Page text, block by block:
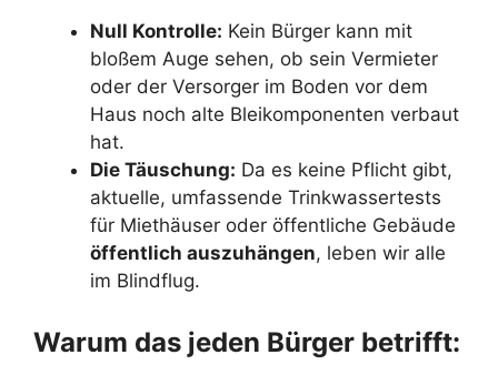
Null Kontrolle: Kein Bürger kann mit
bloßem Auge sehen, ob sein Vermieter
oder der Versorger im Boden vor dem
Haus noch alte Bleikomponenten verbaut
hat.
Die Täuschung: Da es keine Pflicht gibt,
aktuelle, umfassende Trinkwassertests
für Miethäuser oder öffentliche Gebäude
öffentlich auszuhängen, leben wir alle
im Blindflug.
Warum das jeden Bürger betrifft: